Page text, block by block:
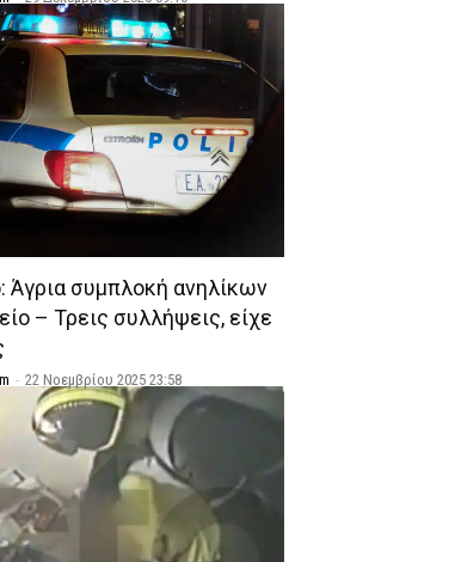
Άγρια συμπλοκή ανηλίκων
– Τρεις συλλήψεις, είχε
- 22 Νοεμβρίου 2025 23:58